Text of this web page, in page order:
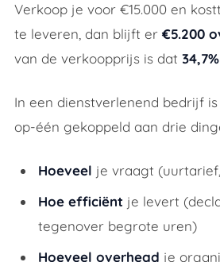
Wat is het verschil tussen
Wat zijn de meest
2. Niet-declarabele
4. Inhuur niet apart
5. Afboekingen niet
6. Scope creep
Verkoop je voor €15.000 en
te leveren, dan blijft er €5.200
van de verkoopprijs is dat
In een dienstverlenend bedrijf
op-één gekoppeld aan drie
Hoeveel je vraagt
Hoe efficiënt je levert
tegenover begrote uren)
Hoeveel overhead je